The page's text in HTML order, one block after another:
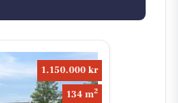
1.150.000 kr
134 m2